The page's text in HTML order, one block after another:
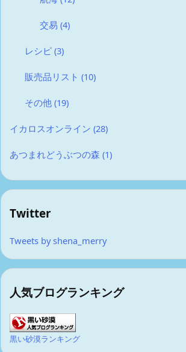
交易 (4)
レシピ (3)
販売品リスト (10)
その他 (19)
イカロスオンライン (28)
あつまれどうぶつの森 (1)
Twitter
Tweets by shena_merry
人気ブログランキング
黒い砂漠ランキング